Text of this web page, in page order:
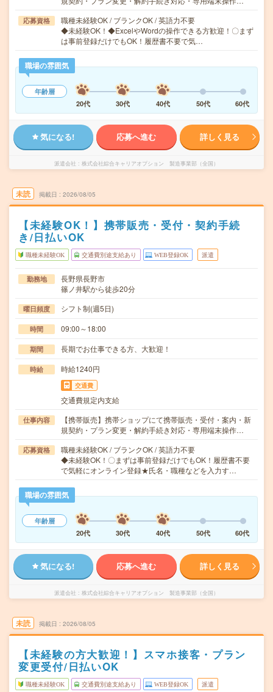
応募資格
職種未経験OK / ブランクOK / 英語力不要
◆未経験OK！◆ExcelやWordの操作できる方歓迎！〇まず
は事前登録だけでもOK！履歴書不要で気…
職場の雰囲気
年齢層
20代
30代 40代 50代 60代
気になる! 応募へ進む 詳しく見る
派遣会社 株式会社綜合キャリアオプション 製造事業部（全国）
未読 掲載日 2026/08/05
【未経験OK！】携帯販売・受付・契約手続
き/日払いOK
職種未経験OK 交通費別途支給あり WEB登録OK 派遣
勤務地
長野県長野市
篠ノ井駅から徒歩20分
曜日頻度 シフト制(週5日)
時間 09:00～18:00
期間 長期でお仕事できる方、大歓迎！
時給 時給1240円
交通費
交通費規定内支給
仕事内容
【携帯販売】携帯ショップにて携帯販売・受付・案内・新
規契約・プラン変更・解約手続き対応・専用端末操作…
応募資格
職種未経験OK / ブランクOK / 英語力不要
◆未経験OK！〇まずは事前登録だけでもOK！履歴書不要
で気軽にオンライン登録★氏名・職種などを入力す…
職場の雰囲気
年齢層
20代
30代 40代 50代 60代
気になる! 応募へ進む 詳しく見る
派遣会社 株式会社綜合キャリアオプション 製造事業部（全国）
未読 掲載日 2026/08/05
【未経験の方大歓迎！】スマホ接客・プラン
変更受付/日払いOK
職種未経験OK 交通費別途支給あり WEB登録OK 派遣